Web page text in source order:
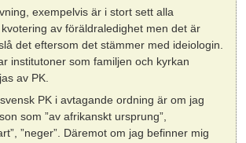
exempelvis är i stort sett alla
av föräldraledighet men det är
det eftersom det stämmer med ideiologin.
institutoner som familjen och kyrkan
av PK.
PK i avtagande ordning är om jag
som ”av afrikanskt ursprung”,
”neger”. Däremot om jag befinner mig